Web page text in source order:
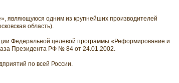
являющуюся одним из крупнейших производителей
область).
Федеральной целевой программы «Реформирование и
Президента РФ № 84 от 24.01.2002.
по всей России.